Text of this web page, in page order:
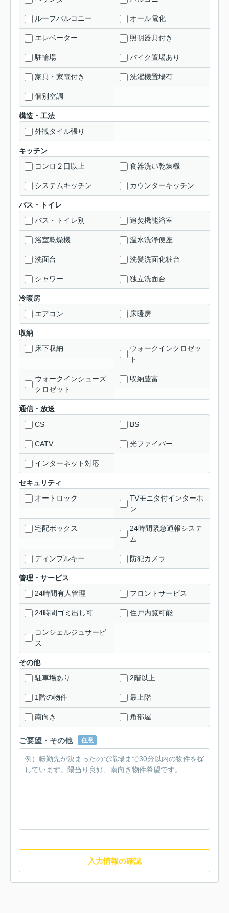
ルーフバルコニー オール電化
エレベーター 照明器具付き
駐輪場 バイク置場あり
家具・家電付き 洗濯機置場有
個別空調
構造・工法
外観タイル張り
キッチン
コンロ２口以上
食器洗い乾燥機
システムキッチン カウンターキッチン
バス・トイレ
バス・トイレ別
追焚機能浴室
浴室乾燥機 温水洗浄便座
洗面台 洗髪洗面化粧台
シャワー 独立洗面台
冷暖房
エアコン
床暖房
収納
床下収納
ウォークインクロゼッ
ト
ウォークインシューズ
クロゼット
収納豊富
通信・放送
CS
BS
CATV 光ファイバー
インターネット対応
セキュリティ
オートロック
TVモニタ付インターホ
ン
宅配ボックス
24時間緊急通報システ
ム
ディンプルキー 防犯カメラ
管理・サービス
24時間有人管理
フロントサービス
24時間ゴミ出し可 住戸内覧可能
コンシェルジュサービ
ス
その他
駐車場あり
2階以上
1階の物件 最上階
南向き 角部屋
ご要望・その他 任意
入力情報の確認